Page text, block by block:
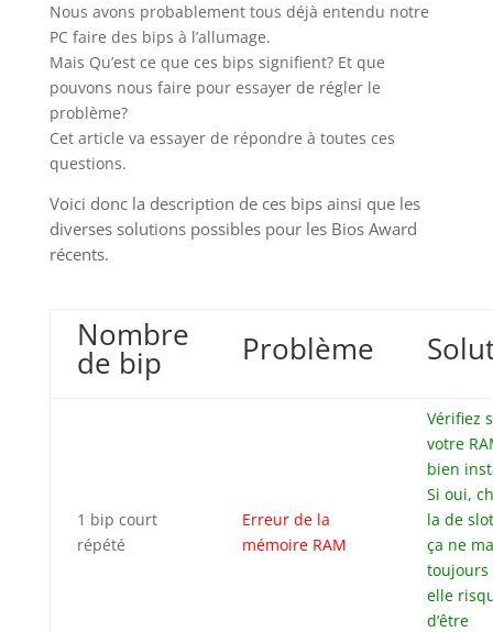
Nous avons probablement tous déjà entendu notre
PC faire des bips à l’allumage.
Mais Qu’est ce que ces bips signifient? Et que
pouvons nous faire pour essayer de régler le
problème?
Cet article va essayer de répondre à toutes ces
questions.
Voici donc la description de ces bips ainsi que les
diverses solutions possibles pour les Bios Award
récents.
Nombre
de bip Problème
1 bip court
répété
Erreur de la
mémoire RAM
Vérifiez
votre
bien
Si oui,
la de
ça ne
toujours
elle
d’être